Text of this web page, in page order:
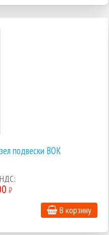
подвески ВОК
₽
В корзину